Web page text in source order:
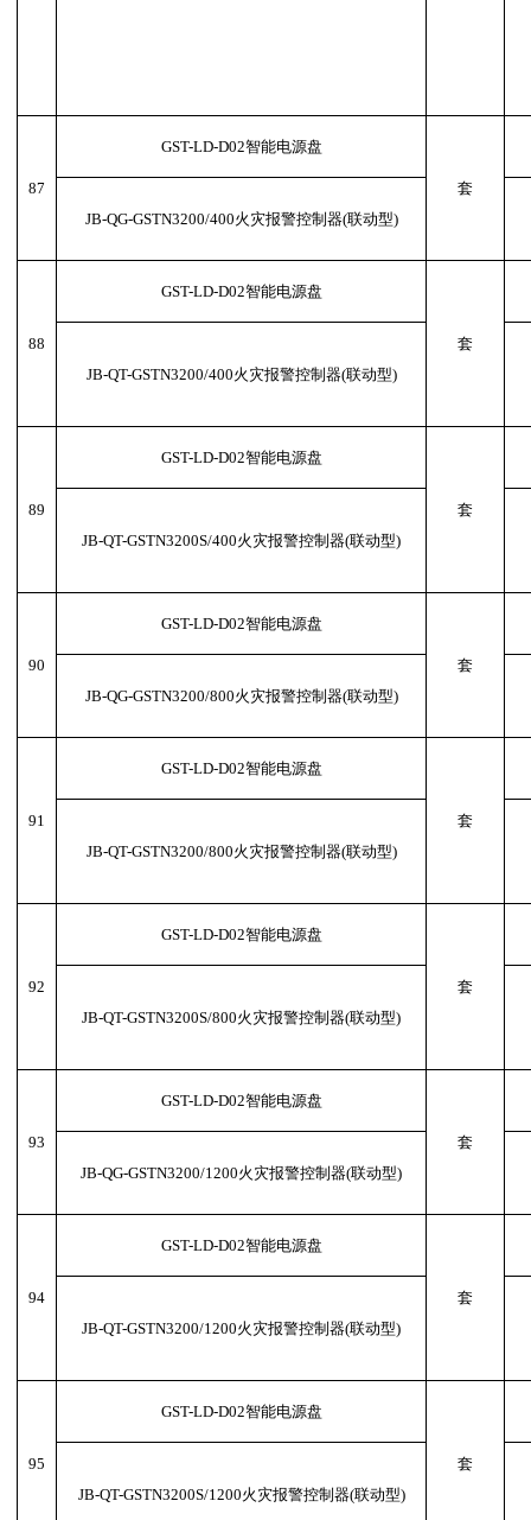
87
GST-LD-D02智能电源盘
套
JB-QG-GSTN3200/400火灾报警控制器(联动型)
88
GST-LD-D02智能电源盘
套
JB-QT-GSTN3200/400火灾报警控制器(联动型)
89
GST-LD-D02智能电源盘
套
JB-QT-GSTN3200S/400火灾报警控制器(联动型)
90
GST-LD-D02智能电源盘
套
JB-QG-GSTN3200/800火灾报警控制器(联动型)
91
GST-LD-D02智能电源盘
套
JB-QT-GSTN3200/800火灾报警控制器(联动型)
92
GST-LD-D02智能电源盘
套
JB-QT-GSTN3200S/800火灾报警控制器(联动型)
93
GST-LD-D02智能电源盘
套
JB-QG-GSTN3200/1200火灾报警控制器(联动型)
94
GST-LD-D02智能电源盘
套
JB-QT-GSTN3200/1200火灾报警控制器(联动型)
95
GST-LD-D02智能电源盘
套
JB-QT-GSTN3200S/1200火灾报警控制器(联动型)